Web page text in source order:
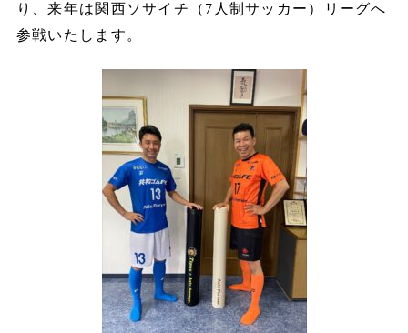
り、来年は関西ソサイチ（7人制サッカー）リーグへ
参戦いたします。